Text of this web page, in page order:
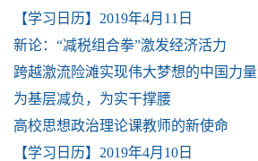
【学习日历】2019年4月11日
新论：“减税组合拳”激发经济活力
跨越激流险滩实现伟大梦想的中国力量
为基层减负，为实干撑腰
高校思想政治理论课教师的新使命
【学习日历】2019年4月10日